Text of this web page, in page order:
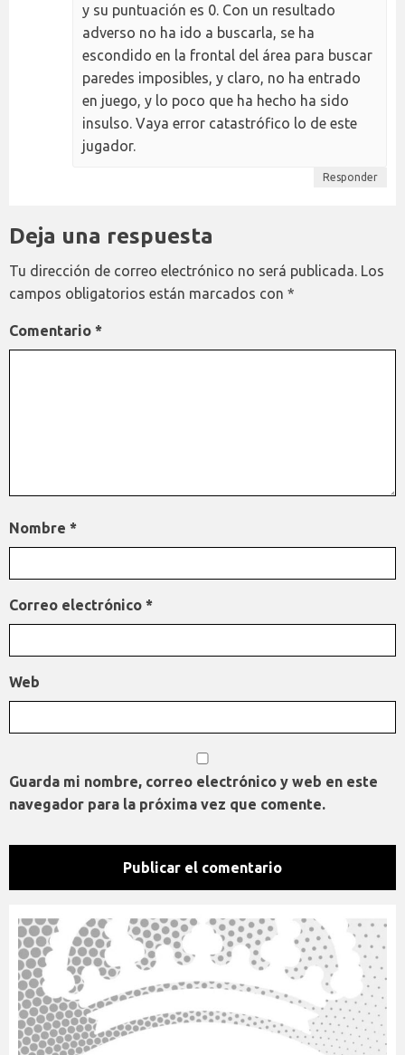
y su puntuación es 0. Con un resultado
adverso no ha ido a buscarla, se ha
escondido en la frontal del área para buscar
paredes imposibles, y claro, no ha entrado
en juego, y lo poco que ha hecho ha sido
insulso. Vaya error catastrófico lo de este
jugador.
Responder
Deja una respuesta
Tu dirección de correo electrónico no será publicada. Los
campos obligatorios están marcados con *
Comentario *
Nombre *
Correo electrónico *
Web
Guarda mi nombre, correo electrónico y web en este
navegador para la próxima vez que comente.